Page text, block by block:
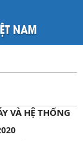
VÀ HỆ THỐNG